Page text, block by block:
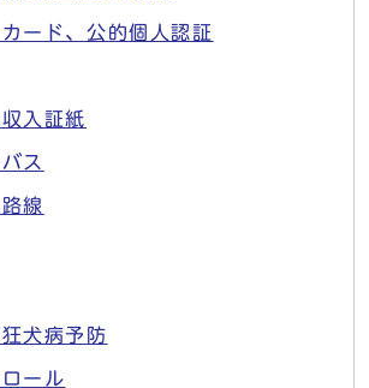
ード、公的個人認証
入証紙
ス
線
犬病予防
ール